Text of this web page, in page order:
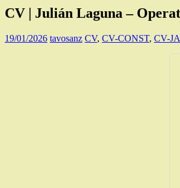
CV | Julián Laguna –
19/01/2026 tavosanz CV, CV-CONST, CV-